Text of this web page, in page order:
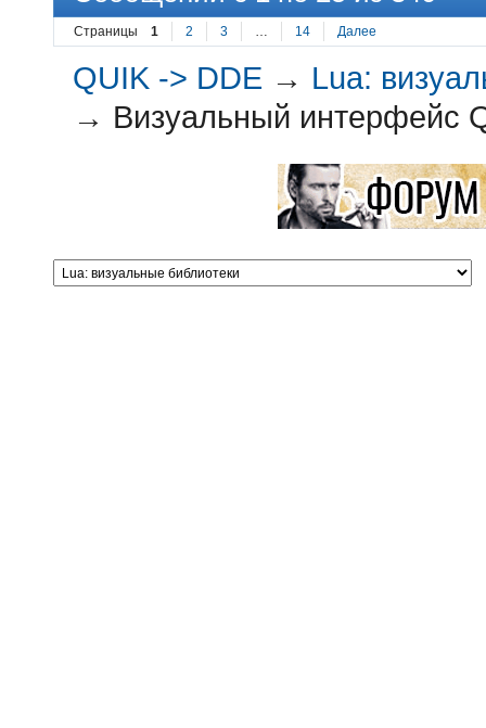
Страницы 1 2 3 … 14 Далее
QUIK -> DDE → Lua:
→ Визуальный интерфейс